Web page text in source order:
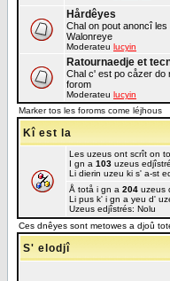
Hårdêyes
Chal on pout anoncî
Walonreye
Moderateu lucyin
Ratournaedje et
Chal c' est po cåzer do
forom
Moderateu lucyin
Marker tos les foroms come léjhous
Kî est la
Les uzeus ont scrît on
I gn a 103 uzeus
Li dierin uzeu ki s' a-st
Å totå i gn a 204 uzeus
Li pus k' i gn a yeu d'
Uzeus edjîstrés: Nolu
Ces dnêyes sont metowes a djoû
S' elodjî